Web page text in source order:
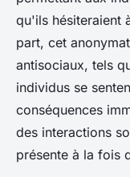
qu'ils hésiteraient
part, cet
antisociaux, tels
individus se
conséquences
des interactions
présente à la fois